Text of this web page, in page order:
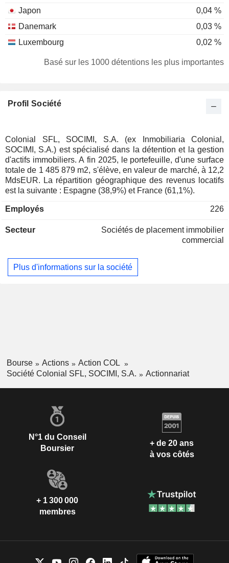
Japon
0,04 %
Danemark
0,03 %
Luxembourg
0,02 %
Afrique du Sud
0,01 %
Nouvelle-Zélande
0,01 %
Basé sur les 1000 détentions les plus importantes
Profil Société
Colonial SFL, SOCIMI, S.A. (ex Inmobiliaria Colonial,
SOCIMI, S.A.) est spécialisé dans la détention et la gestion
d'actifs immobiliers. A fin 2025, le portefeuille, d'une surface
totale de 1 485 879 m2, s'élève, en valeur de marché, à 12,2
MdsEUR. La répartition géographique des revenus locatifs
est la suivante : Espagne (38,9%) et France (61,1%).
Employés 226
Secteur
Sociétés de placement immobilier
commercial
Plus d'informations sur la société
Bourse Actions
Action COL
Société Colonial SFL, SOCIMI, S.A.
Actionnariat
N°1 du Conseil
Boursier
+ de 20 ans
à vos côtés
+ 1 300 000
membres